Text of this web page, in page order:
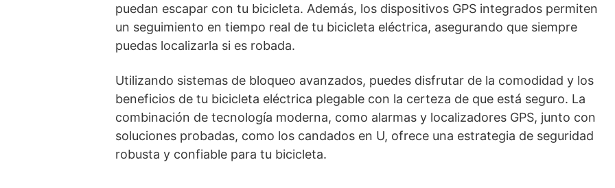
puedan escapar con tu bicicleta. Además, los dispositivos GPS integrados permiten
un seguimiento en tiempo real de tu bicicleta eléctrica, asegurando que siempre
puedas localizarla si es robada.
Utilizando sistemas de bloqueo avanzados, puedes disfrutar de la comodidad y los
beneficios de tu bicicleta eléctrica plegable con la certeza de que está seguro. La
combinación de tecnología moderna, como alarmas y localizadores GPS, junto con
soluciones probadas, como los candados en U, ofrece una estrategia de seguridad
robusta y confiable para tu bicicleta.